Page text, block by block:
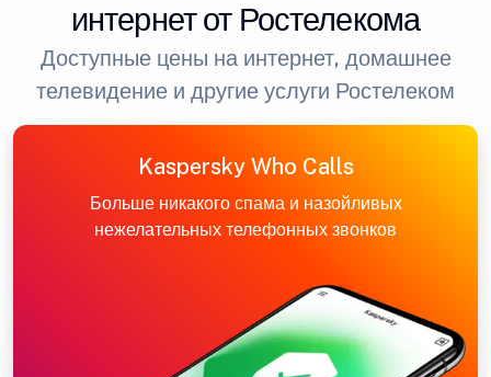
интернет от Ростелекома
Доступные цены на интернет, домашнее
телевидение и другие услуги Ростелеком
Kaspersky Who Calls
Больше никакого спама и назойливых
нежелательных телефонных звонков